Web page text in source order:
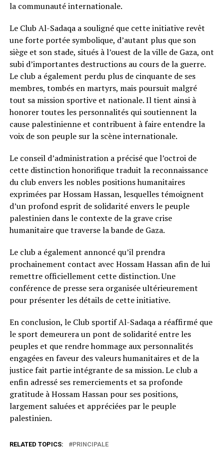
la communauté internationale.
Le Club Al-Sadaqa a souligné que cette initiative revêt
une forte portée symbolique, d’autant plus que son
siège et son stade, situés à l’ouest de la ville de Gaza, ont
subi d’importantes destructions au cours de la guerre.
Le club a également perdu plus de cinquante de ses
membres, tombés en martyrs, mais poursuit malgré
tout sa mission sportive et nationale. Il tient ainsi à
honorer toutes les personnalités qui soutiennent la
cause palestinienne et contribuent à faire entendre la
voix de son peuple sur la scène internationale.
Le conseil d’administration a précisé que l’octroi de
cette distinction honorifique traduit la reconnaissance
du club envers les nobles positions humanitaires
exprimées par Hossam Hassan, lesquelles témoignent
d’un profond esprit de solidarité envers le peuple
palestinien dans le contexte de la grave crise
humanitaire que traverse la bande de Gaza.
Le club a également annoncé qu’il prendra
prochainement contact avec Hossam Hassan afin de lui
remettre officiellement cette distinction. Une
conférence de presse sera organisée ultérieurement
pour présenter les détails de cette initiative.
En conclusion, le Club sportif Al-Sadaqa a réaffirmé que
le sport demeurera un pont de solidarité entre les
peuples et que rendre hommage aux personnalités
engagées en faveur des valeurs humanitaires et de la
justice fait partie intégrante de sa mission. Le club a
enfin adressé ses remerciements et sa profonde
gratitude à Hossam Hassan pour ses positions,
largement saluées et appréciées par le peuple
palestinien.
RELATED TOPICS: PRINCIPALE